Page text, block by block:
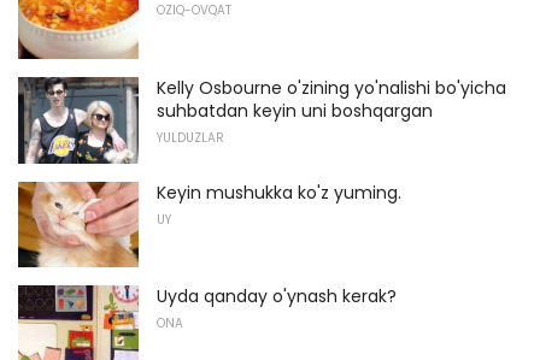
OZIQ-OVQAT
Kelly Osbourne o'zining yo'nalishi bo'yicha
suhbatdan keyin uni boshqargan
YULDUZLAR
Keyin mushukka ko'z yuming.
UY
Uyda qanday o'ynash kerak?
ONA